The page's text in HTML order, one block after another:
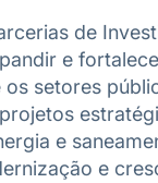
de
e
setores
e
e